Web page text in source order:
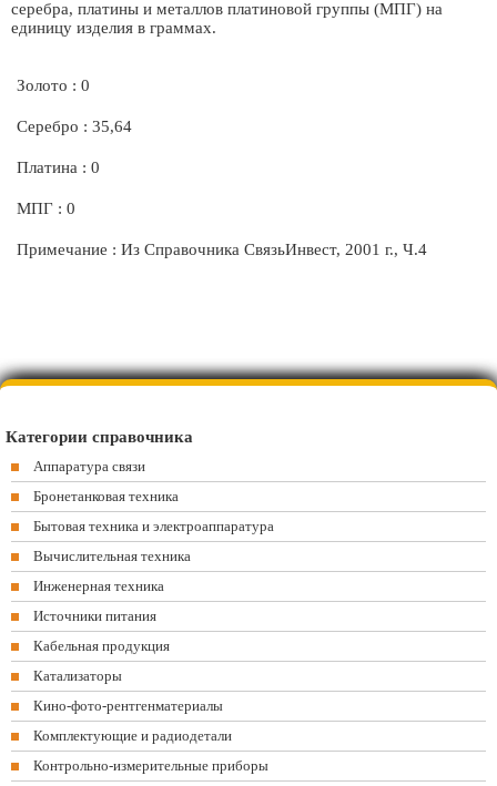
серебра, платины и металлов платиновой группы (МПГ) на
единицу изделия в граммах.
Золото : 0
Серебро : 35,64
Платина : 0
МПГ : 0
Примечание : Из Справочника СвязьИнвест, 2001 г., Ч.4
Категории справочника
Аппаратура связи
Бронетанковая техника
Бытовая техника и электроаппаратура
Вычислительная техника
Инженерная техника
Источники питания
Кабельная продукция
Катализаторы
Кино-фото-рентгенматериалы
Комплектующие и радиодетали
Контрольно-измерительные приборы